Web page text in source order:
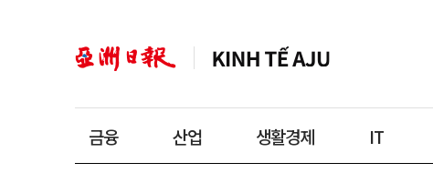
금융 산업 생활경제 IT